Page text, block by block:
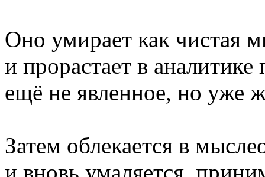
Оно умирает как чистая
и прорастает в аналитике
ещё не явленное, но уже
Затем облекается в